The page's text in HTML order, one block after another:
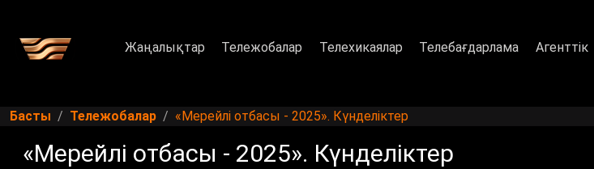
Жаңалықтар Тележобалар Телехикаялар Телебағдарлама Агенттік
Басты Тележобалар «Мерейлі отбасы - 2025». Күнделіктер
«Мерейлі отбасы - 2025». Күнделіктер